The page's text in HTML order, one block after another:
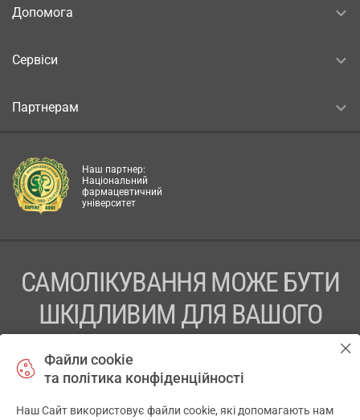
Допомога
Сервіси
Партнерам
Наш партнер:
Національний
фармацевтичний
університет
САМОЛІКУВАННЯ МОЖЕ БУТИ
ШКІДЛИВИМ ДЛЯ ВАШОГО
ПЕРЕД ЗАСТОСУВАННЯМ ПРЕПАРАТУ ПРОКОНСУЛЬТУЙТЕСЬ
Файли cookie
та політика конфіденційності
Наш Сайт використовує файли cookie, які допомагають нам